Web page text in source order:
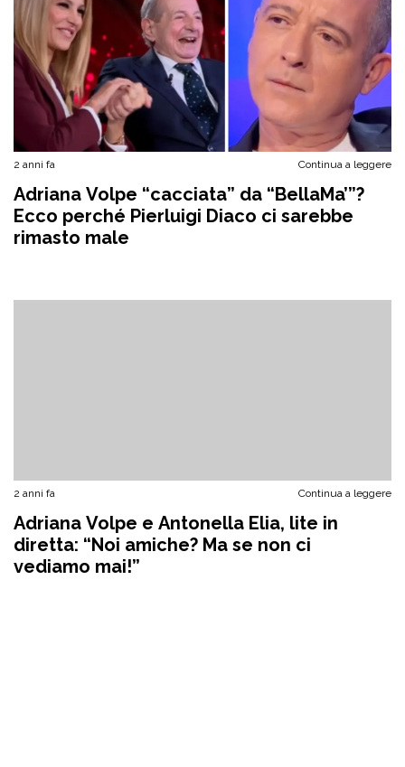
2 anni fa Continua a leggere
Adriana Volpe “cacciata” da “BellaMa’”?
Ecco perché Pierluigi Diaco ci sarebbe
rimasto male
2 anni fa Continua a leggere
Adriana Volpe e Antonella Elia, lite in
diretta: “Noi amiche? Ma se non ci
vediamo mai!”